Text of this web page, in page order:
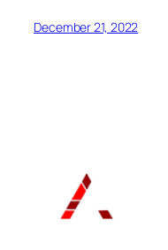
December 21, 2022